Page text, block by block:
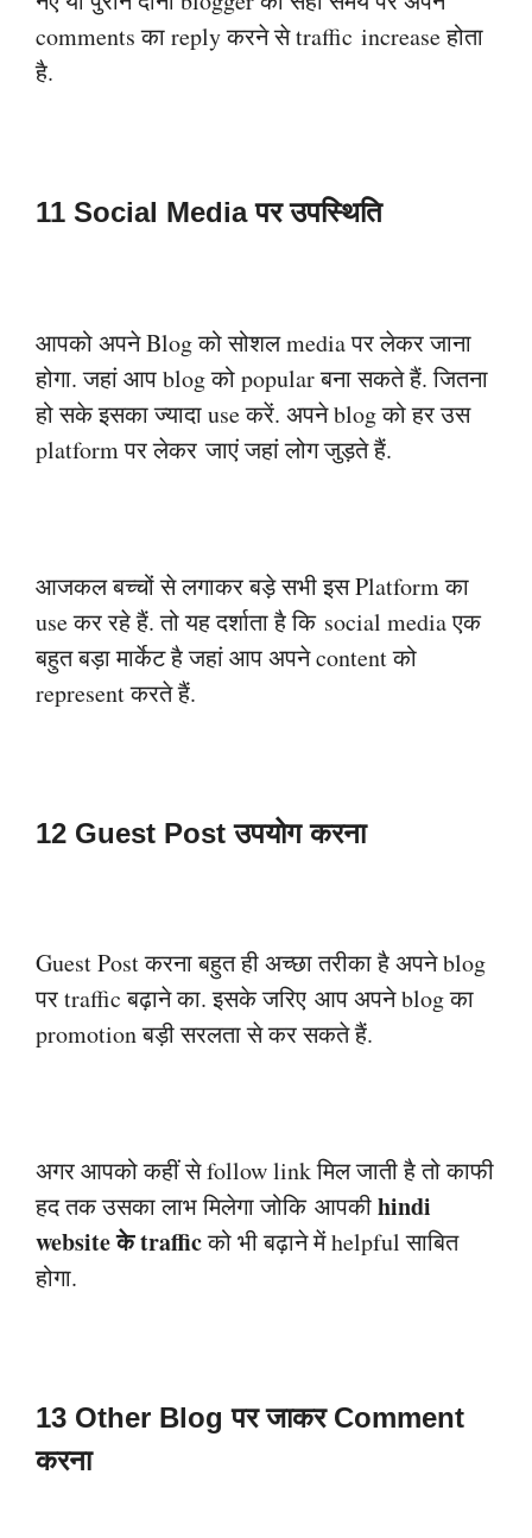
comments का reply करने से traffic increaseहोता
है.
11 Social Media पर उपस्थिति
आपको अपने Blog को सोशल media पर लेकर जाना
होगा. जहां आप blog को popular बनासकते हैं. जितना
हो सके इसका ज्यादा use करें. अपने blog को हर उस
platform पर लेकरजाएं जहां लोग जुड़ते हैं.
आजकल बच्चों से लगाकर बड़े सभी इस Platform का
use कर रहे हैं. तो यह दर्शाता है कि social media एक
बहुत बड़ा मार्केट है जहां आप अपने content को
represent करते हैं.
12 Guest Post उपयोग करना
Guest Post करना बहुत ही अच्छा तरीका है अपने blog
पर traffic बढ़ाने का. इसके जरिए आप अपने blog का
promotion बड़ी सरलता से कर सकते हैं.
अगर आपको कहीं से follow link मिल जाती है तो काफी
हद तक उसका लाभ मिलेगा जोकि आपकीhindi
website के trafficको भी बढ़ाने में helpful साबित
होगा.
13 Other Blog पर जाकर Comment
करना